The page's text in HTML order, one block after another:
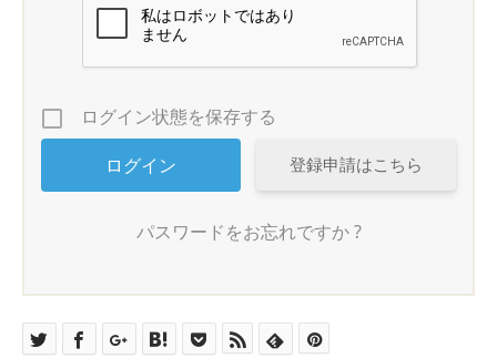
ログイン状態を保存する
登録申請はこちら
パスワードをお忘れですか ?